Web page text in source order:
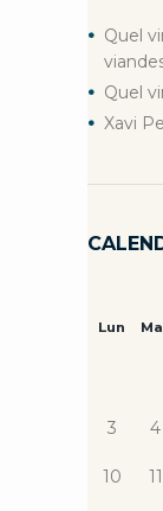
Quel
Xavi
Lun
3 4
10 11